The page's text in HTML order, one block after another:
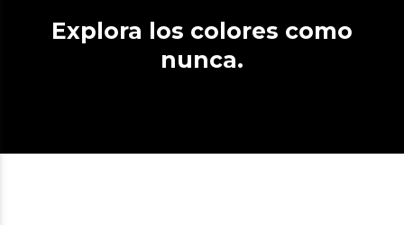
Explora los colores como
nunca.